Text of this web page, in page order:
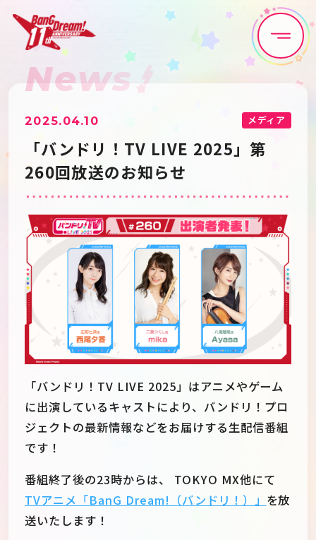
Home News
Live•Event Discography
Artist Anime
Game Media
Schedule About
Goods
News
2025.04.10 メディア
「バンドリ！TV LIVE 2025」第
260回放送のお知らせ
「バンドリ！TV LIVE 2025」はアニメやゲーム
に出演しているキャストにより、バンドリ！プロ
ジェクトの最新情報などをお届けする生配信番組
です！
番組終了後の23時からは、 TOKYO MX他にて
TVアニメ「BanG Dream!（バンドリ！）」 を放
送いたします！